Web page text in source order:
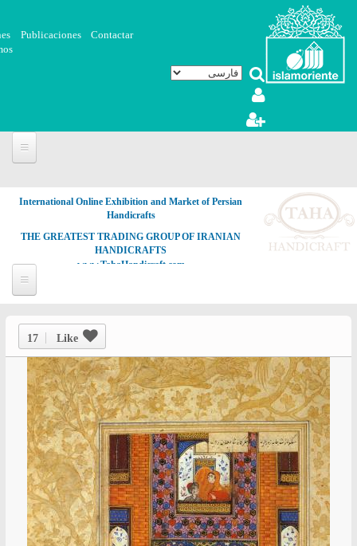
رفتن به محتوای اصلی
Contactar
Publicaciones
International Online Exhibition and Market of Persian
Handicrafts
THE GREATEST TRADING GROUP OF IRANIAN
HANDICRAFTS
www.TahaHandicraft.com
17 Like